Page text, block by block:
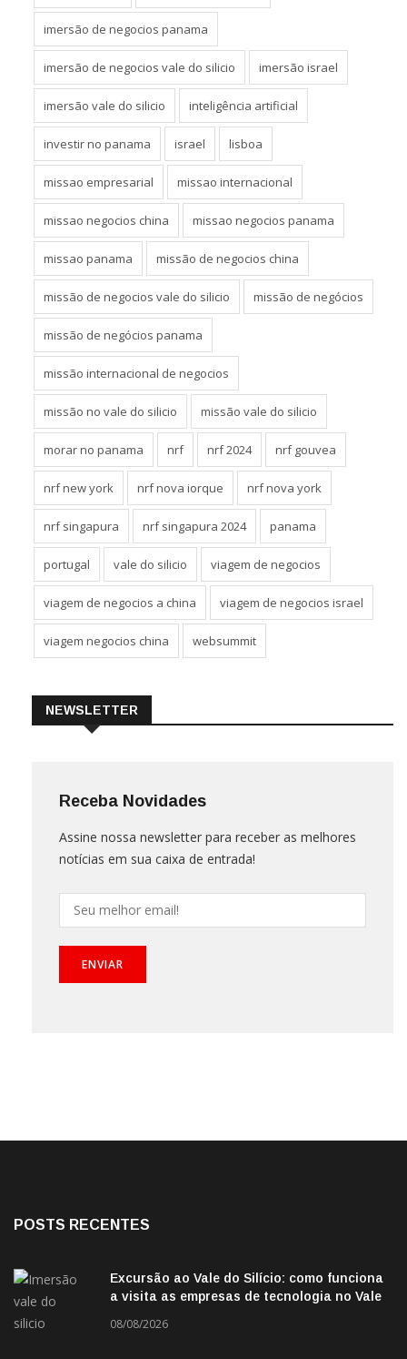
imersão de negocios panama
imersão de negocios vale do silicio imersão israel
imersão vale do silicio inteligência artificial
investir no panama israel lisboa
missao empresarial missao internacional
missao negocios china missao negocios panama
missao panama missão de negocios china
missão de negocios vale do silicio missão de negócios
missão de negócios panama
missão internacional de negocios
missão no vale do silicio missão vale do silicio
morar no panama nrf nrf 2024 nrf gouvea
nrf new york nrf nova iorque nrf nova york
nrf singapura nrf singapura 2024 panama
portugal vale do silicio viagem de negocios
viagem de negocios a china viagem de negocios israel
viagem negocios china websummit
NEWSLETTER
Receba Novidades
Assine nossa newsletter para receber as melhores
notícias em sua caixa de entrada!
POSTS RECENTES
Excursão ao Vale do Silício: como funciona
a visita as empresas de tecnologia no Vale
08/08/2026